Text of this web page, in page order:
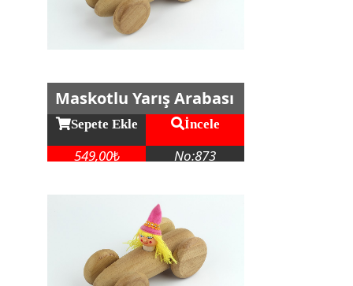
Maskotlu Yarış Arabası
Sepete Ekle İncele
549,00₺ No:873